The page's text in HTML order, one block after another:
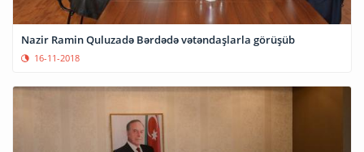
Nazir Ramin Quluzadə Bərdədə vətəndaşlarla görüşüb
16-11-2018